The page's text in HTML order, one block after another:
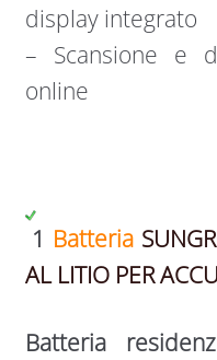
display integrato
– Scansione e
online
1 Batteria
AL LITIO PER
Batteria